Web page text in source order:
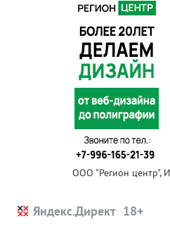
ООО "Регион центр",
Яндекс.Директ